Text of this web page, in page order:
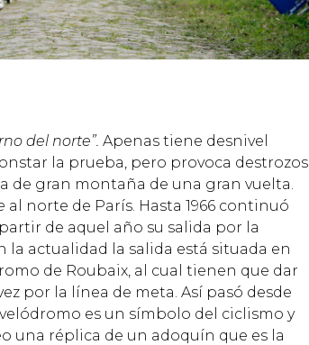
del norte”. Apenas tiene desnivel
la prueba, pero provoca destrozos
de gran montaña de una gran vuelta.
al norte de París. Hasta 1966 continuó
de aquel año su salida por la
la actualidad la salida está situada en
de Roubaix, al cual tienen que dar
por la línea de meta. Así pasó desde
es un símbolo del ciclismo y
una réplica de un adoquín que es la